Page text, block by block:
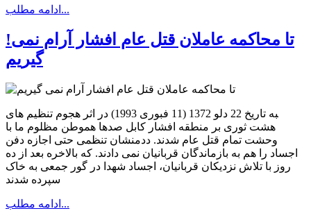
ادامه مطلب...
!تا محاکمه عاملان قتل عام افشار آرام نمی
گیریم
‍به تاریخ 22 دلو 1372 (11 فبوری 1993) در اثر هجوم تنظیم های
هشت ثوری بر منطقه افشار کابل صدها هموطن مظلوم ما با
وحشت تمام قتل عام شدند. ددمنشان تنظمی حتی اجازه دفن
اجساد را هم به بازماندگان قربانیان نمی دادند. که بالاخره بعد از ده
روز با تلاش نزدیکان قربانیان، اجساد شهدا در گور جمعی به خاک
سپرده شدند
ادامه مطلب...